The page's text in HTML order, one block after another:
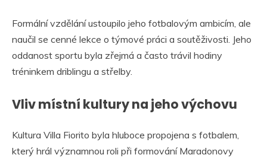
Formální vzdělání ustoupilo jeho fotbalovým ambicím, ale
naučil se cenné lekce o týmové práci a soutěživosti. Jeho
oddanost sportu byla zřejmá a často trávil hodiny
tréninkem driblingu a střelby.
Vliv místní kultury na jeho výchovu
Kultura Villa Fiorito byla hluboce propojena s fotbalem,
který hrál významnou roli při formování Maradonovy